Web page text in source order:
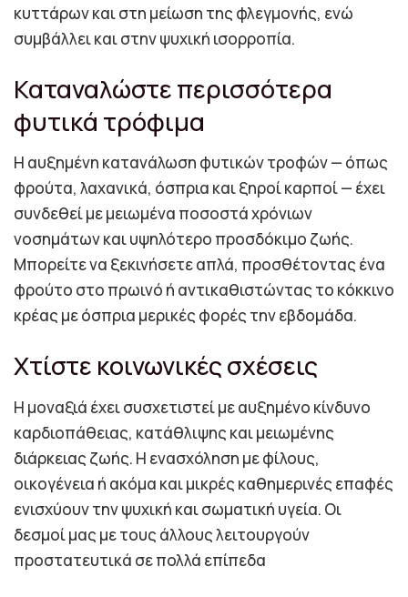
κυττάρων και στη μείωση της φλεγμονής, ενώ
συμβάλλει και στην ψυχική ισορροπία.
Καταναλώστε περισσότερα
φυτικά τρόφιμα
Η αυξημένη κατανάλωση φυτικών τροφών — όπως
φρούτα, λαχανικά, όσπρια και ξηροί καρποί — έχει
συνδεθεί με μειωμένα ποσοστά χρόνιων
νοσημάτων και υψηλότερο προσδόκιμο ζωής.
Μπορείτε να ξεκινήσετε απλά, προσθέτοντας ένα
φρούτο στο πρωινό ή αντικαθιστώντας το κόκκινο
κρέας με όσπρια μερικές φορές την εβδομάδα.
Χτίστε κοινωνικές σχέσεις
Η μοναξιά έχει συσχετιστεί με αυξημένο κίνδυνο
καρδιοπάθειας, κατάθλιψης και μειωμένης
διάρκειας ζωής. Η ενασχόληση με φίλους,
οικογένεια ή ακόμα και μικρές καθημερινές επαφές
ενισχύουν την ψυχική και σωματική υγεία. Οι
δεσμοί μας με τους άλλους λειτουργούν
προστατευτικά σε πολλά επίπεδα